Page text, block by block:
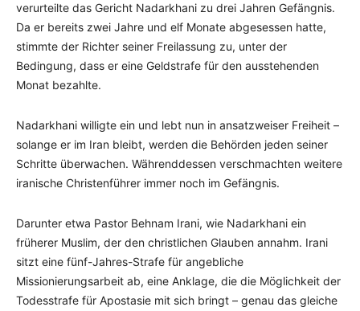
verurteilte das Gericht Nadarkhani zu drei Jahren Gefängnis.
Da er bereits zwei Jahre und elf Monate abgesessen hatte,
stimmte der Richter seiner Freilassung zu, unter der
Bedingung, dass er eine Geldstrafe für den ausstehenden
Monat bezahlte.
Nadarkhani willigte ein und lebt nun in ansatzweiser Freiheit –
solange er im Iran bleibt, werden die Behörden jeden seiner
Schritte überwachen. Währenddessen verschmachten weitere
iranische Christenführer immer noch im Gefängnis.
Darunter etwa Pastor Behnam Irani, wie Nadarkhani ein
früherer Muslim, der den christlichen Glauben annahm. Irani
sitzt eine fünf-Jahres-Strafe für angebliche
Missionierungsarbeit ab, eine Anklage, die die Möglichkeit der
Todesstrafe für Apostasie mit sich bringt – genau das gleiche